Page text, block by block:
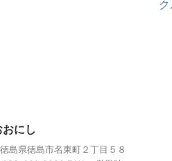
にし
島県徳島市名東町２丁目５８